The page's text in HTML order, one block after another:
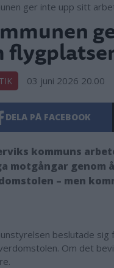
ger inte upp sitt
03 juni 2026 20.00
DELA PÅ FACEBOOK
kommuns
motgångar genom
– men
beslutade
Om det